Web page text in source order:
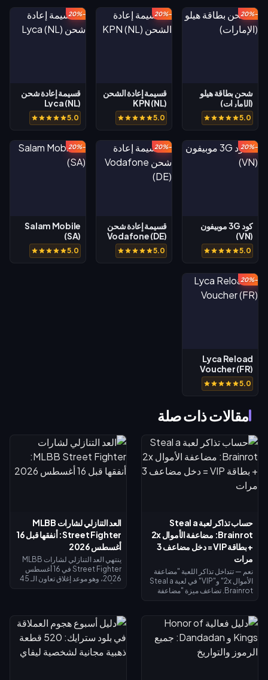
-20%
شحن بطاقة هيلو
(الإمارات)
5.0
-20%
قسيمة إعادة الشحن
KPN (NL)
5.0
-20%
قسيمة إعادة شحن
Lyca (NL)
5.0
-20%
كود 3G موبيفون
(VN)
5.0
-20%
قسيمة إعادة شحن
Vodafone (DE)
5.0
-20%
Salam Mobile
(SA)
5.0
-20%
Lyca Reload
Voucher (FR)
5.0
مقالات ذات صلة
حساب تذاكر لعبة Steal a
Brainrot: مضاعفة الأموال 2x
+ بطاقة VIP = دخل مضاعف 3
مرات
نعم — تتداخل تذاكر اللعبة "مضاعفة
الأموال 2x" و"VIP" في لعبة Steal a
Brainrot. تضاعف ميزة "مضاعفة
لتعطيك بالضبط 3 أضعاف الدخل
الأساسي - وليس 4 أضعاف. تبلغ
تكلفة مضاعفة الأموال 2x نحو 119
(الإجمالي 618). اشترِ مضاعفة الأموال
العد التنازلي لشارات MLBB
Street Fighter: أنفقها قبل 16
أغسطس 2026
ينتهي العد التنازلي لشارات MLBB
Street Fighter في 16 أغسطس
2026، وهو موعد إغلاق تعاون الـ 45
الحدث، لذا احرص على استبدال كل
شيء الآن: تكلفة أزياء التقاطع
الرئيسية 1,200 شارة، والأزياء
الملونة البديلة 200 شارة. تحقق من
رصيدك في صفحة الحدث، واتبع قائمة